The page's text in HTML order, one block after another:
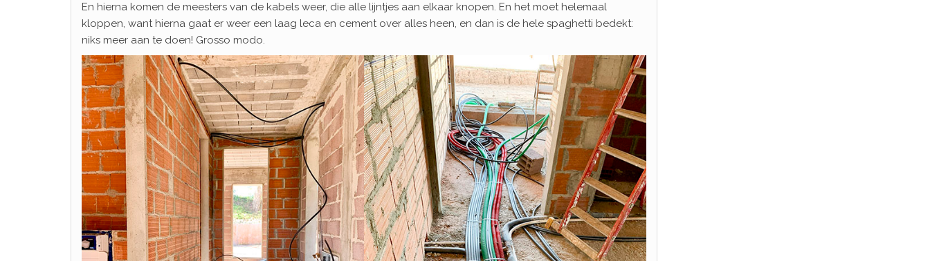
En hierna komen de meesters van de kabels weer, die alle lijntjes aan elkaar knopen. En het moet helemaal
kloppen, want hierna gaat er weer een laag leca en cement over alles heen, en dan is de hele spaghetti bedekt:
niks meer aan te doen! Grosso modo.